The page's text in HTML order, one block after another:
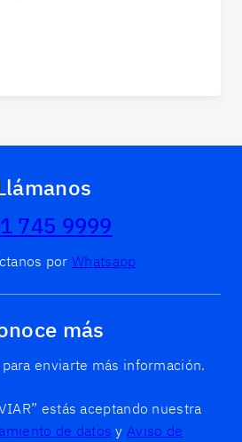
745 9999
por Whatsapp
más
enviarte más información.
estás aceptando nuestra
de datos y Aviso de